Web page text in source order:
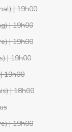
| 19h00
| 19h00
| 19h00
| 19h00
19h00
| 18h00
| 19h00